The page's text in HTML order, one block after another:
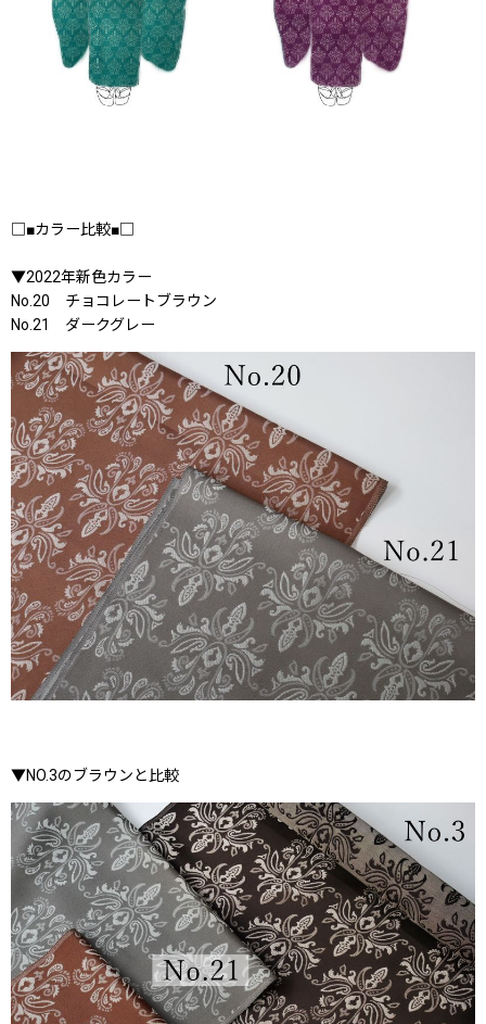
□■カラー比較■□
▼2022年新色カラー
No.20 チョコレートブラウン
No.21 ダークグレー
▼NO.3のブラウンと比較